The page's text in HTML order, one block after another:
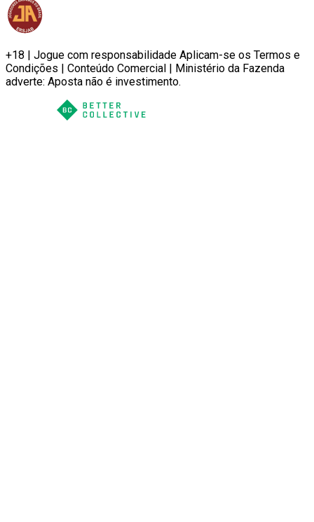
+18 | Jogue com responsabilidade Aplicam-se os Termos e
Condições | Conteúdo Comercial | Ministério da Fazenda
adverte: Aposta não é investimento.